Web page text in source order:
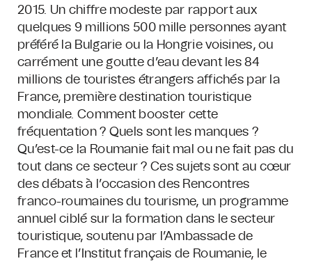
2015. Un chiffre modeste par rapport aux
quelques 9 millions 500 mille personnes ayant
préféré la Bulgarie ou la Hongrie voisines, ou
carrément une goutte d’eau devant les 84
millions de touristes étrangers affichés par la
France, première destination touristique
mondiale. Comment booster cette
fréquentation ? Quels sont les manques ?
Qu’est-ce la Roumanie fait mal ou ne fait pas du
tout dans ce secteur ? Ces sujets sont au cœur
des débats à l’occasion des Rencontres
franco-roumaines du tourisme, un programme
annuel ciblé sur la formation dans le secteur
touristique, soutenu par l’Ambassade de
France et l’Institut français de Roumanie, le